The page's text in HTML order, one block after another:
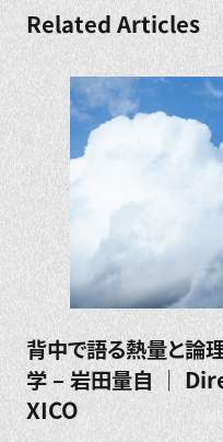
Related Articles
背中で語る熱量と論
学 – 岩田量自 ｜
XICO